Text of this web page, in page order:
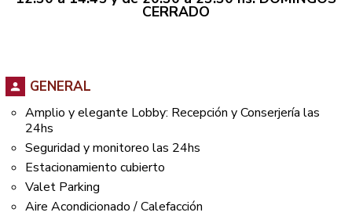
CERRADO
GENERAL
Amplio y elegante Lobby: Recepción y Conserjería las
24hs
Seguridad y monitoreo las 24hs
Estacionamiento cubierto
Valet Parking
Aire Acondicionado / Calefacción